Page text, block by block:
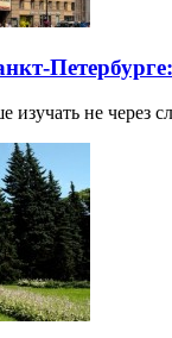
изучать не через